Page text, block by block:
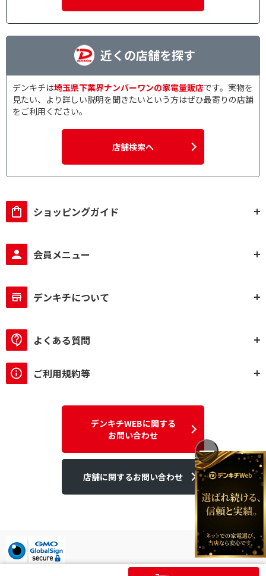
近くの店舗を探す
デンキチは埼玉県下業界ナンバーワンの家電量販店です。実物を
見たい、より詳しい説明を聞きたいという方はぜひ最寄りの店舗
をご利用ください。
店舗検索へ
ショッピングガイド
会員メニュー
デンキチについて
よくある質問
ご利用規約等
デンキチWEBに関する
お問い合わせ
店舗に関するお問い合わせ
デンキチはGMOグローバルサイン発行のSSL電子証明書を使用して